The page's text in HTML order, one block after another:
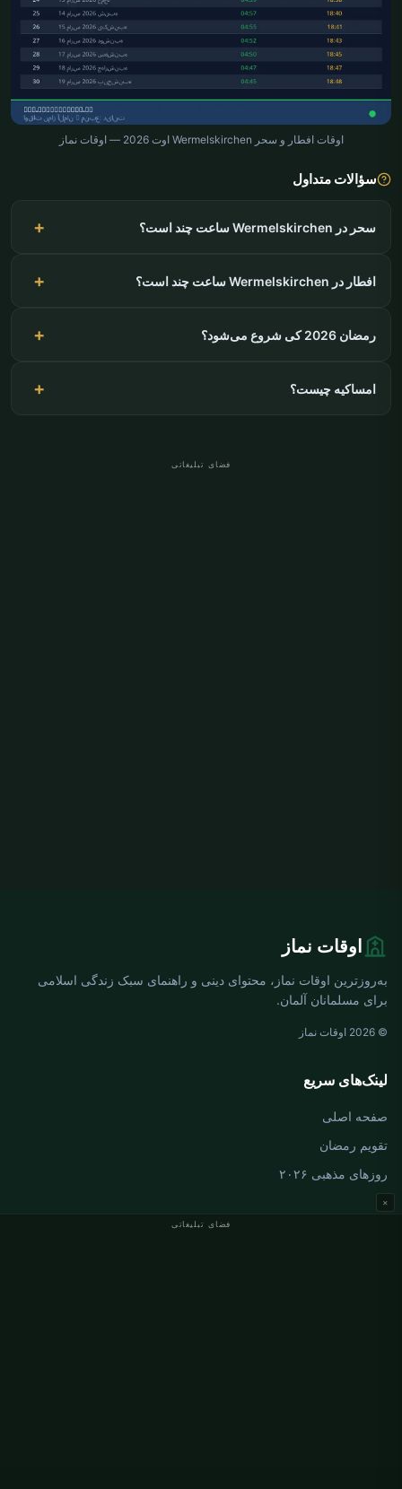
اوقات افطار و سحر Wermelskirchen اوت 2026 — اوقات نماز
سؤالات متداول
سحر در Wermelskirchen ساعت چند است؟
افطار در Wermelskirchen ساعت چند است؟
رمضان 2026 کی شروع می‌شود؟
امساکیه چیست؟
فضای تبلیغاتی
فضای تبلیغاتی
×
اوقات نماز
به‌روزترین اوقات نماز، محتوای دینی و راهنمای سبک زندگی اسلامی
برای مسلمانان آلمان.
© 2026 اوقات نماز
لینک‌های سریع
صفحه اصلی
تقویم رمضان
روزهای مذهبی ۲۰۲۶